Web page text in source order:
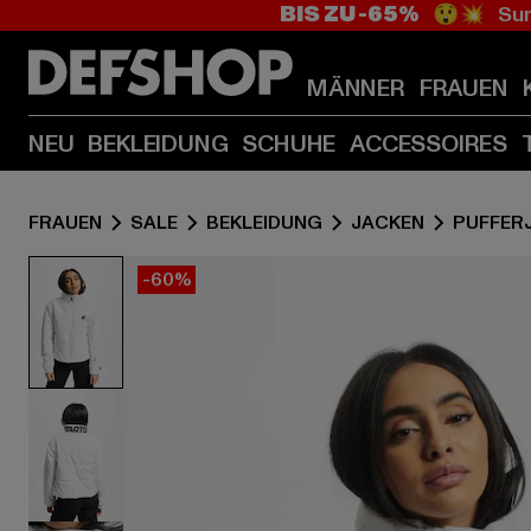
BIS ZU -65% 😲💥
MÄNNER FRAUEN
NEU BEKLEIDUNG SCHUHE ACCESSOIRES
FRAUEN SALE BEKLEIDUNG JACKEN
-60%